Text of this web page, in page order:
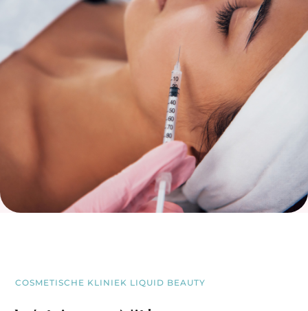
COSMETISCHE KLINIEK LIQUID BEAUTY